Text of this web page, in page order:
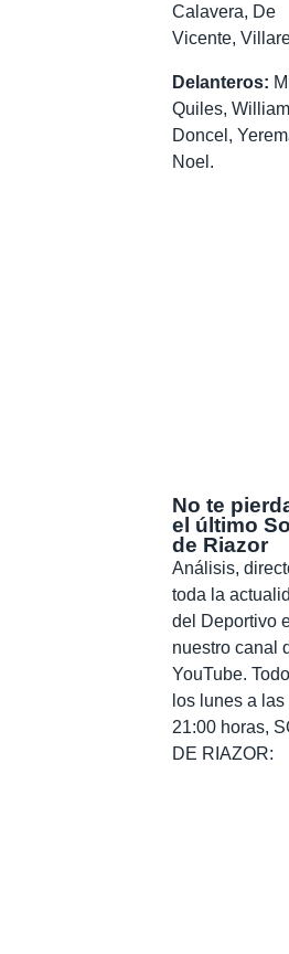
Calavera, De
Vicente,
Delanteros:
Quiles,
Doncel,
Noel.
No te
el último
de Riazor
Análisis,
toda la
del Deportivo
nuestro canal
YouTube.
los lunes a las
21:00 horas,
DE RIAZOR: